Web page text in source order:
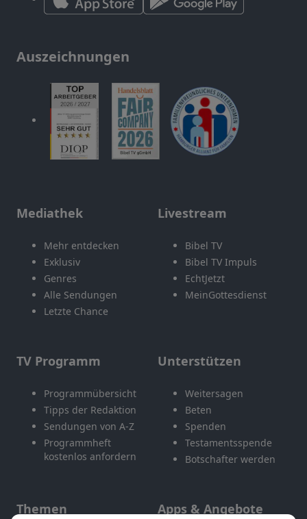
Auszeichnungen
Mediathek
Mehr entdecken
Exklusiv
Genres
Alle Sendungen
Letzte Chance
Livestream
Bibel TV
Bibel TV Impuls
EchtJetzt
MeinGottesdienst
TV Programm
Programmübersicht
Tipps der Redaktion
Sendungen von A-Z
Programmheft
kostenlos anfordern
Unterstützen
Weitersagen
Beten
Spenden
Testamentsspende
Botschafter werden
Themen Apps & Angebote